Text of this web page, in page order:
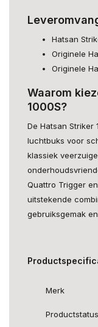
Hatsan
Originele
Originele
Waarom
1000S?
De Hatsan Striker
luchtbuks voor
klassiek
Quattro Trigger
uitstekende
gebruiksgemak
Merk
Productstatus